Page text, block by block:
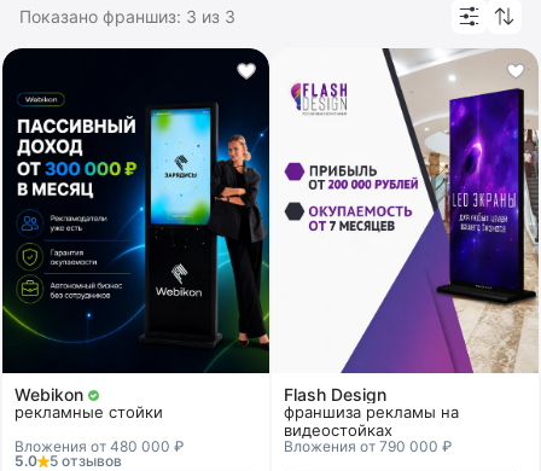
юридической регистрации, поиске клиентов, доступ к
поддержке, дизайн-проекту помещения, CRM-системе
управления бизнеса. В подборку лучших попадают
франшизы с высоким рейтингом, хорошими отзывами, а
также куда посетители часто заходят.
Показано франшиз: 3 из 3
Webikon
рекламные стойки
Вложения от 480 000 ₽
5.0
5 отзывов
Flash Design
франшиза рекламы на
видеостойках
Вложения от 790 000 ₽